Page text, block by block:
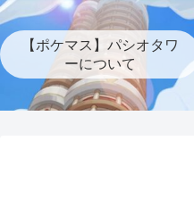
【ポケマス】パシオタワ
ーについて